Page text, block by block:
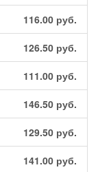
116.00 руб.
126.50 руб.
111.00 руб.
146.50 руб.
129.50 руб.
141.00 руб.